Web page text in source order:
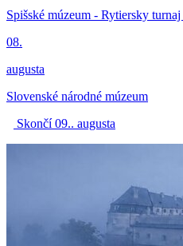
Spišské múzeum - Rytiersky
08.
augusta
Slovenské národné múzeum
Skončí 09.. augusta